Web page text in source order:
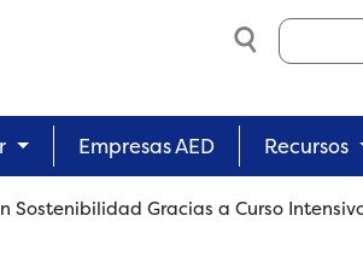
Search
Empresas AED Recursos
Sostenibilidad Gracias a Curso